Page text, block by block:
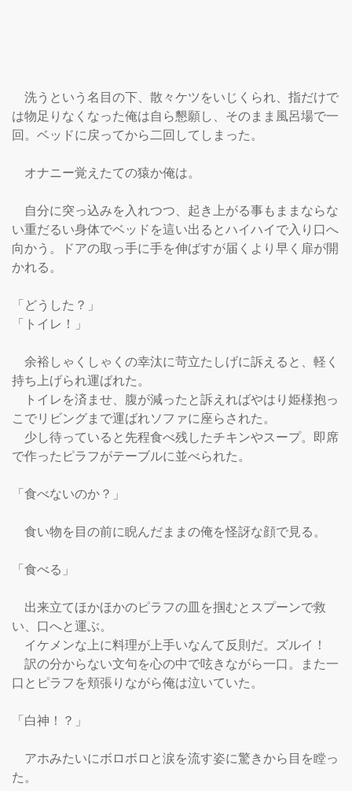
洗うという名目の下、散々ケツをいじくられ、指だけで
は物足りなくなった俺は自ら懇願し、そのまま風呂場で一
回。ベッドに戻ってから二回してしまった。
オナニー覚えたての猿か俺は。
自分に突っ込みを入れつつ、起き上がる事もままならな
い重だるい身体でベッドを這い出るとハイハイで入り口へ
向かう。ドアの取っ手に手を伸ばすが届くより早く扉が開
かれる。
「どうした？」
「トイレ！」
余裕しゃくしゃくの幸汰に苛立たしげに訴えると、軽く
持ち上げられ運ばれた。
トイレを済ませ、腹が減ったと訴えればやはり姫様抱っ
こでリビングまで運ばれソファに座らされた。
少し待っていると先程食べ残したチキンやスープ。即席
で作ったピラフがテーブルに並べられた。
「食べないのか？」
食い物を目の前に睨んだままの俺を怪訝な顔で見る。
「食べる」
出来立てほかほかのピラフの皿を掴むとスプーンで救
い、口へと運ぶ。
イケメンな上に料理が上手いなんて反則だ。ズルイ！
訳の分からない文句を心の中で呟きながら一口。また一
口とピラフを頬張りながら俺は泣いていた。
「白神！？」
アホみたいにボロボロと涙を流す姿に驚きから目を瞠っ
た。